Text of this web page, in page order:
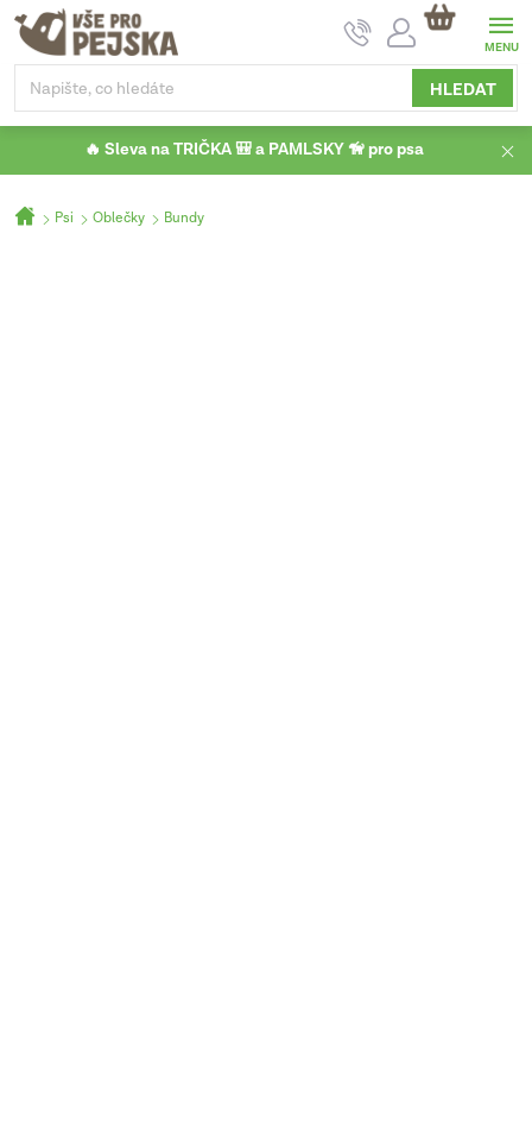
Přejít
obsah
HLEDAT
NÁKUPNÍ
KOŠÍK
🔥 Sleva na TRIČKA 🎒 a PAMLSKY 🦮 pro psa
Domů
Psi Oblečky Bundy